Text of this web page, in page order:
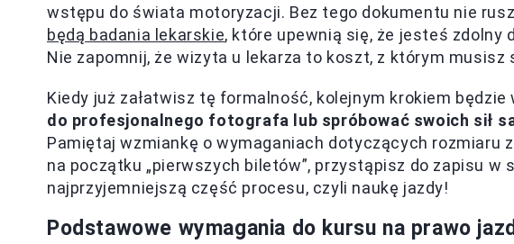
wstępu do świata motoryzacji. Bez tego dokumentu nie
będą badania lekarskie, które upewnią się, że jesteś zdolny
Nie zapomnij, że wizyta u lekarza to koszt, z którym musisz
Kiedy już załatwisz tę formalność, kolejnym krokiem będzie
do profesjonalnego fotografa lub spróbować swoich sił
Pamiętaj wzmiankę o wymaganiach dotyczących rozmiaru
na początku „pierwszych biletów”, przystąpisz do zapisu w
najprzyjemniejszą część procesu, czyli naukę jazdy!
Podstawowe wymagania do kursu na prawo